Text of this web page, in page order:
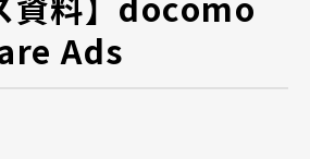
Ads